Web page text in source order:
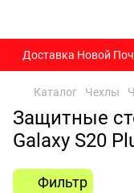
Доставка Новой
Каталог Чехлы
Защитные
Galaxy S20
Фильтр